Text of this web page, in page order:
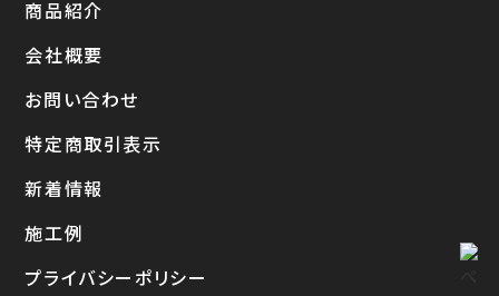
商品紹介
会社概要
お問い合わせ
特定商取引表示
新着情報
施工例
プライバシーポリシー